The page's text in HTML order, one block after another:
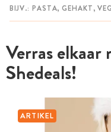
Verras elkaar
Shedeals!
ARTIKEL
MIJN BEWAARDE RECEPTEN